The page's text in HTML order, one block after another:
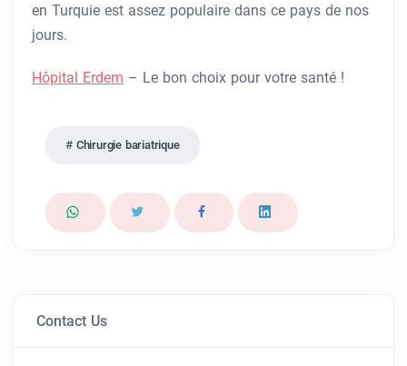
en Turquie est assez populaire dans ce pays de nos
jours.
Hôpital Erdem – Le bon choix pour votre santé !
Chirurgie bariatrique
Contact Us